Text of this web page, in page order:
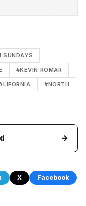
SUNDAYS
#KEVIN ROMAR
#NORTH
→
X
Facebook